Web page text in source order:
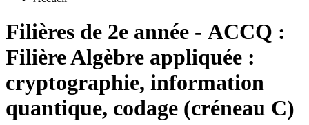
Filières de 2e année - ACCQ :
Filière Algèbre appliquée :
cryptographie, information
quantique, codage (créneau C)